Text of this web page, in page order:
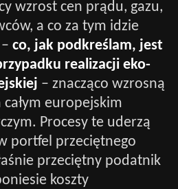
wzrost cen prądu, gazu,
a co za tym idzie
co, jak podkreślam, jest
realizacji eko-
– znacząco wzrosną
europejskim
Procesy te uderzą
portfel przeciętnego
przeciętny podatnik
koszty